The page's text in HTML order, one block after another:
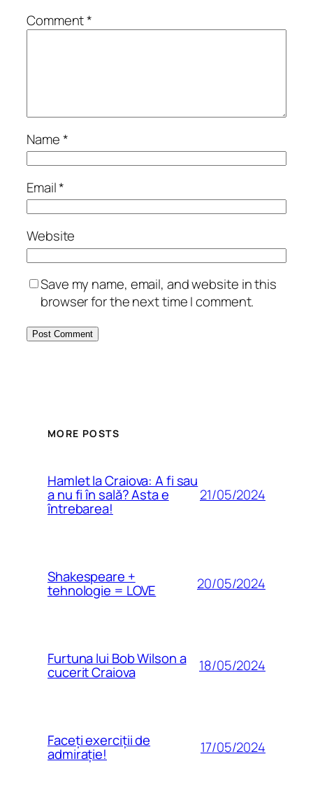
Comment*
Name*
Email*
Website
Save my name, email, and website in this
browser for the next time I comment.
MORE POSTS
Hamlet la Craiova: A fi sau
a nu fi în sală? Asta e
întrebarea!
21/05/2024
Shakespeare +
tehnologie = LOVE 20/05/2024
Furtuna lui Bob Wilson a
cucerit Craiova 18/05/2024
Faceți exerciții de
admirație! 17/05/2024